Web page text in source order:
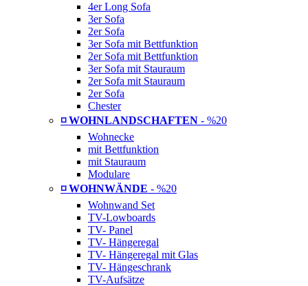
4er Long Sofa
3er Sofa
2er Sofa
3er Sofa mit Bettfunktion
2er Sofa mit Bettfunktion
3er Sofa mit Stauraum
2er Sofa mit Stauraum
2er Sofa
Chester
◽ WOHNLANDSCHAFTEN - %20
Wohnecke
mit Bettfunktion
mit Stauraum
Modulare
◽ WOHNWÄNDE - %20
Wohnwand Set
TV-Lowboards
TV- Panel
TV- Hängeregal
TV- Hängeregal mit Glas
TV- Hängeschrank
TV-Aufsätze